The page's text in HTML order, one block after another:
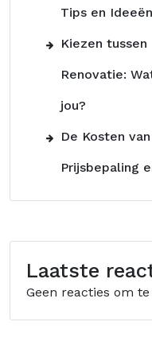
Tips en Ideeën
Kiezen
Renovatie:
jou?
De Kosten
Prijsbepaling
Laatste
Geen reacties om